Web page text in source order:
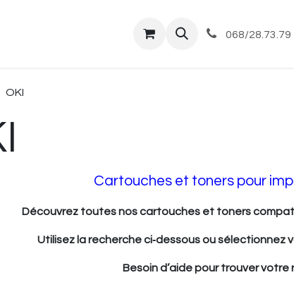
Commandes et livraisons068/28.73.79
OKI
Cartouches et toners pour
Découvrez toutes nos cartouches et toners
Utilisez la recherche ci‑dessous ou sélectionnez
Besoin d’aide pour trouver votre